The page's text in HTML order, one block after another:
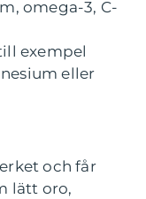
omega-3, C-
exempel
eller
och får
lätt oro,